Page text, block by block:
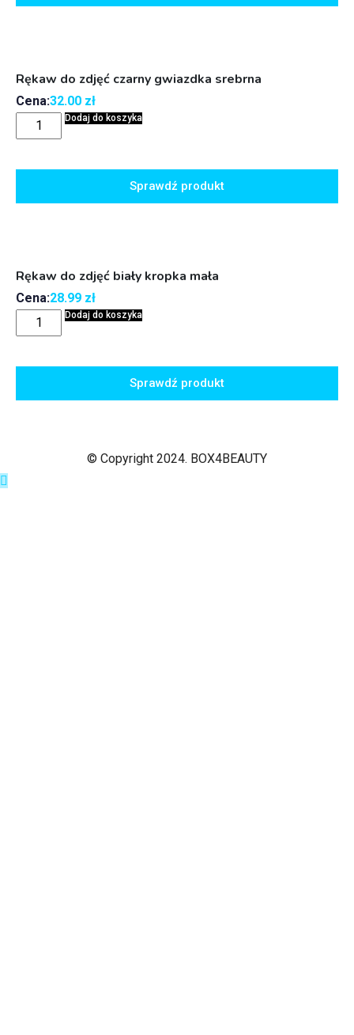
Rękaw do zdjęć czarny gwiazdka srebrna
Cena:32.00 zł
Dodaj do koszyka
Sprawdź produkt
Rękaw do zdjęć biały kropka mała
Cena:28.99 zł
Dodaj do koszyka
Sprawdź produkt
© Copyright 2024. BOX4BEAUTY